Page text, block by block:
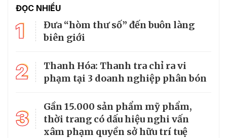
ĐỌC NHIỀU
1
Đưa “hòm thư số” đến buôn làng
biên giới
2
Thanh Hóa: Thanh tra chỉ ra vi
phạm tại 3 doanh nghiệp phân bón
3
Gần 15.000 sản phẩm mỹ phẩm,
thời trang có dấu hiệu nghi vấn
xâm phạm quyền sở hữu trí tuệ